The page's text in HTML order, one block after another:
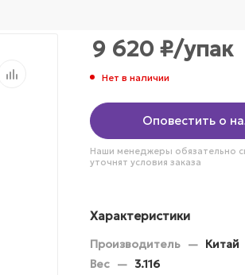
9 620 ₽/упак
Нет в наличии
Оповестить о
Наши менеджеры обязательно
уточнят условия заказа
Характеристики
Производитель — Китай
Вес — 3.116